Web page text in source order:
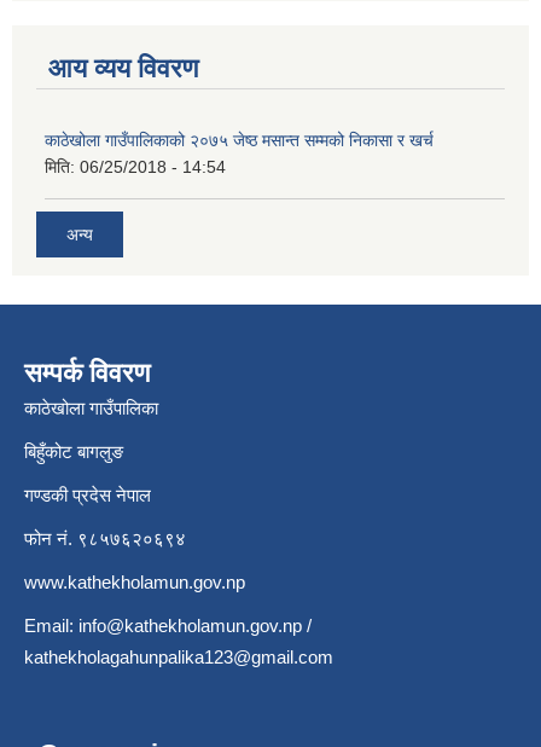
आय व्यय विवरण
काठेखोला गाउँपालिकाको २०७५ जेष्ठ मसान्त सम्मको निकासा र खर्च
मिति: 06/25/2018 - 14:54
अन्य
सम्पर्क विवरण
काठेखोला गाउँपालिका
बिहुँकोट बागलुङ
गण्डकी प्रदेस नेपाल
फोन नं. ९८५७६२०६९४
www.kathekholamun.gov.np
Email: info@kathekholamun.gov.np /
kathekholagahunpalika123@gmail.com